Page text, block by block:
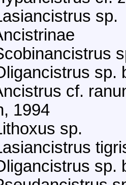
sp.
sp.
cf.
1994
sp.
sp.